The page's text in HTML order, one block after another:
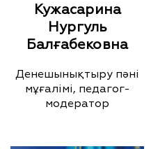
Кужасарина
Нургуль
Балғабековна
Денешынықтыру пәні
мұғалімі, педагог-
модератор